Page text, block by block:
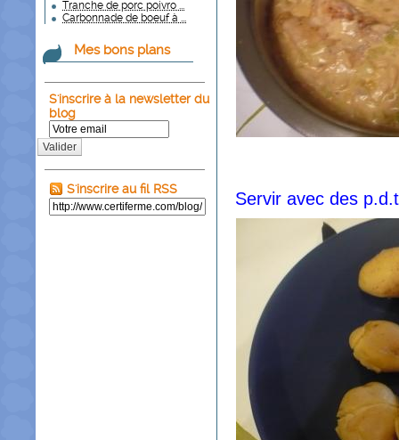
Tranche de porc poivro ...
Carbonnade de boeuf à ...
Mes bons plans
S'inscrire à la newsletter du
blog
Valider
S'inscrire au fil RSS Servir avec des